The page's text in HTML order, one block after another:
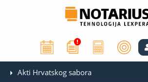
Akti Hrvatskog sabora